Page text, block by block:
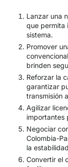
Lanzar una
que permita
sistema.
Promover
brinden
Reforzar la
garantizar
transmisión
Agilizar
importantes
Negociar
Colombia-
la
Convertir el